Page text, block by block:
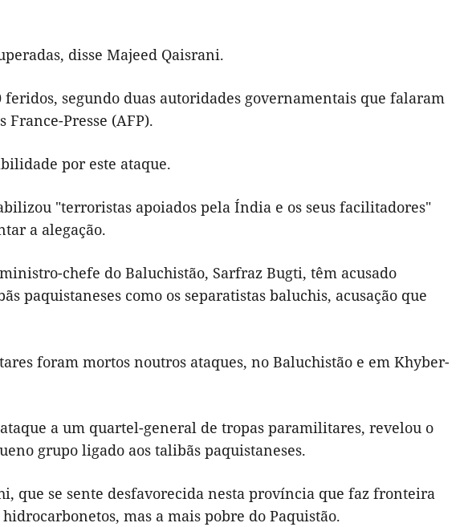
disse Majeed Qaisrani.
segundo duas autoridades governamentais que falaram
Presse (AFP).
por este ataque.
"terroristas apoiados pela Índia e os seus facilitadores"
a alegação.
chefe do Baluchistão, Sarfraz Bugti, têm acusado
paquistaneses como os separatistas baluchis, acusação que
foram mortos noutros ataques, no Baluchistão e em Khyber-
a um quartel-general de tropas paramilitares, revelou o
grupo ligado aos talibãs paquistaneses.
que se sente desfavorecida nesta província que faz fronteira
mas a mais pobre do Paquistão.